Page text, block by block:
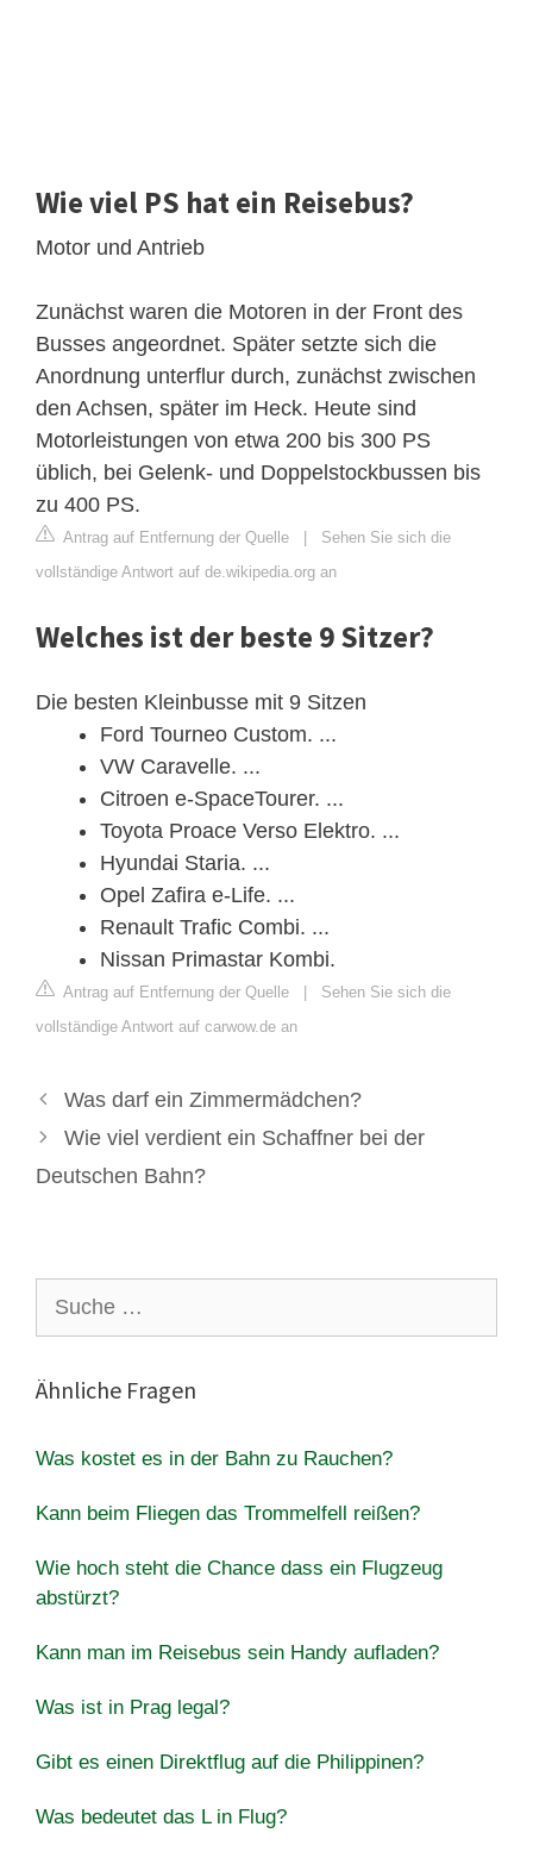
Wie viel PS hat ein Reisebus?
Motor und Antrieb
Zunächst waren die Motoren in der Front des
Busses angeordnet. Später setzte sich die
Anordnung unterflur durch, zunächst zwischen
den Achsen, später im Heck. Heute sind
Motorleistungen von etwa 200 bis 300 PS
üblich, bei Gelenk- und Doppelstockbussen bis
zu 400 PS.
Antrag auf Entfernung der Quelle | Sehen Sie sich die
vollständige Antwort auf de.wikipedia.org an
Welches ist der beste 9 Sitzer?
Die besten Kleinbusse mit 9 Sitzen
Ford Tourneo Custom. ...
VW Caravelle. ...
Citroen e-SpaceTourer. ...
Toyota Proace Verso Elektro. ...
Hyundai Staria. ...
Opel Zafira e-Life. ...
Renault Trafic Combi. ...
Nissan Primastar Kombi.
Antrag auf Entfernung der Quelle | Sehen Sie sich die
vollständige Antwort auf carwow.de an
Was darf ein Zimmermädchen?
Wie viel verdient ein Schaffner bei der
Deutschen Bahn?
nach:
Ähnliche Fragen
Was kostet es in der Bahn zu Rauchen?
Kann beim Fliegen das Trommelfell reißen?
Wie hoch steht die Chance dass ein Flugzeug
abstürzt?
Kann man im Reisebus sein Handy aufladen?
Was ist in Prag legal?
Gibt es einen Direktflug auf die Philippinen?
Was bedeutet das L in Flug?